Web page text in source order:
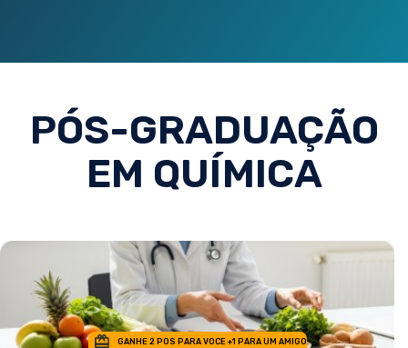
PÓS-GRADUAÇÃO
EM QUÍMICA
GANHE 2 POS PARA VOCE +1 PARA UM AMIGO